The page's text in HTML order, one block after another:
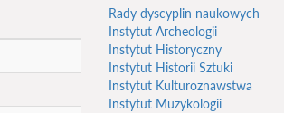
Rady dyscyplin naukowych
Instytut Archeologii
Instytut Historyczny
Instytut Historii Sztuki
Instytut Kulturoznawstwa
Instytut Muzykologii